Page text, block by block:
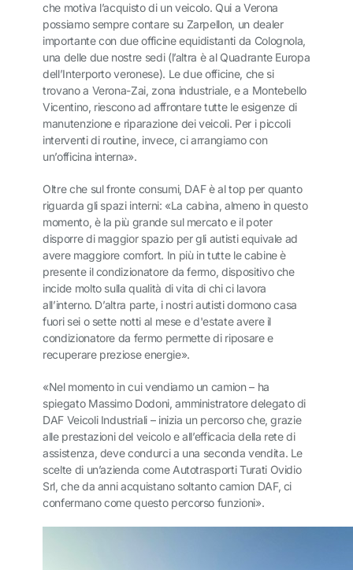
che motiva l’acquisto di un veicolo. Qui a Verona
possiamo sempre contare su Zarpellon, un dealer
importante con due officine equidistanti da Colognola,
una delle due nostre sedi (l’altra è al Quadrante Europa
dell’Interporto veronese). Le due officine, che si
trovano a Verona-Zai, zona industriale, e a Montebello
Vicentino, riescono ad affrontare tutte le esigenze di
manutenzione e riparazione dei veicoli. Per i piccoli
interventi di routine, invece, ci arrangiamo con
un’officina interna».
Oltre che sul fronte consumi, DAF è al top per quanto
riguarda gli spazi interni: «La cabina, almeno in questo
momento, è la più grande sul mercato e il poter
disporre di maggior spazio per gli autisti equivale ad
avere maggiore comfort. In più in tutte le cabine è
presente il condizionatore da fermo, dispositivo che
incide molto sulla qualità di vita di chi ci lavora
all’interno. D’altra parte, i nostri autisti dormono casa
fuori sei o sette notti al mese e d'estate avere il
condizionatore da fermo permette di riposare e
recuperare preziose energie».
«Nel momento in cui vendiamo un camion – ha
spiegato Massimo Dodoni, amministratore delegato di
DAF Veicoli Industriali – inizia un percorso che, grazie
alle prestazioni del veicolo e all’efficacia della rete di
assistenza, deve condurci a una seconda vendita. Le
scelte di un’azienda come Autotrasporti Turati Ovidio
Srl, che da anni acquistano soltanto camion DAF, ci
confermano come questo percorso funzioni».